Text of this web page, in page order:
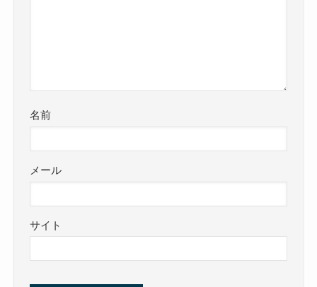
名前
メール
サイト